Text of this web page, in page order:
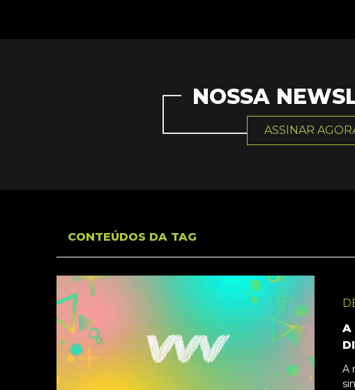
NOSSA
ASSINAR
CONTEÚDOS DA TAG
A
A